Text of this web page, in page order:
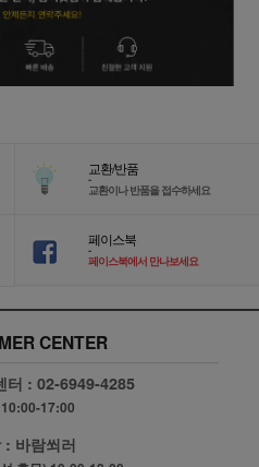
교환/반품
-
교환이나 반품을 접수하세요
페이스북
-
페이스북에서 만나보세요
CENTER
터 :02-6949-4285
17:00
: 바람쐬러